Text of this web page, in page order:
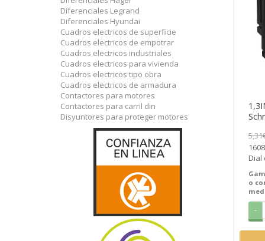
Dial
un...
o
-
Diferenciales Legrand
Diferenciales Hyundai
Cuadros electricos de superficie
Cuadros electricos de empotrar
Cuadros electricos industriales
Cuadros electricos para vivienda
Cuadros electricos tipo obra
Cuadros electricos de armadura
Contactores para motores
Contactores para carril din
Disyuntores para proteger motores